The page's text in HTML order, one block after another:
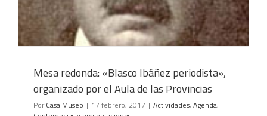
Mesa redonda: «Blasco Ibáñez periodista»,
organizado por el Aula de las Provincias
Por Casa Museo | 17 febrero, 2017 | Actividades, Agenda,